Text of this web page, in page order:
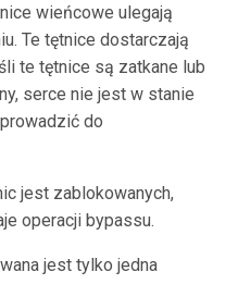
wieńcowe ulegają
Te tętnice dostarczają
te tętnice są zatkane lub
serce nie jest w stanie
do
jest zablokowanych,
operacji bypassu.
jest tylko jedna